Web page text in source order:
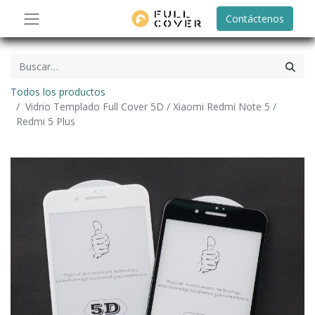
Contáctenos
Todos los productos
Vidrio Templado Full Cover 5D / Xiaomi Redmi Note 5 /
Redmi 5 Plus